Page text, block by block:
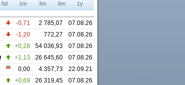
5d 1m 3m 6m 1y
-0,71 2 785,07
07.08.26
-1,20 772,27
07.08.26
+0,28 54 036,93
07.08.26
+1,13 26 645,60
07.08.26
0,00 4 357,73
22.09.21
+0,69 26 319,45 07.08.26